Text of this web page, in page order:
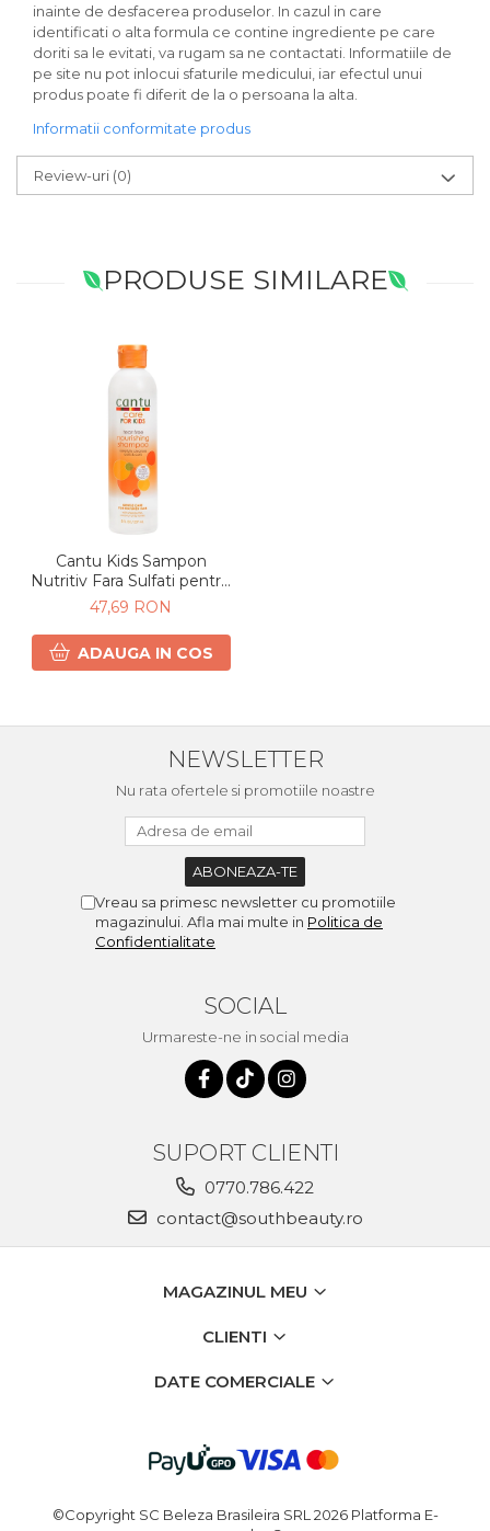
inainte de desfacerea produselor. In cazul in care
identificati o alta formula ce contine ingrediente pe care
doriti sa le evitati, va rugam sa ne contactati. Informatiile de
pe site nu pot inlocui sfaturile medicului, iar efectul unui
produs poate fi diferit de la o persoana la alta.
Informatii conformitate produs
Review-uri (0)
PRODUSE SIMILARE
Cantu Kids Sampon
Nutritiv Fara Sulfati pentru
Par Cret si Ondulat 237ml
47,69 RON
ADAUGA IN COS
NEWSLETTER
Nu rata ofertele si promotiile noastre
Vreau sa primesc newsletter cu promotiile
magazinului. Afla mai multe in Politica de
Confidentialitate
SOCIAL
Urmareste-ne in social media
SUPORT CLIENTI
0770.786.422
contact@southbeauty.ro
MAGAZINUL MEU
CLIENTI
DATE COMERCIALE
©Copyright SC Beleza Brasileira SRL 2026 Platforma E-